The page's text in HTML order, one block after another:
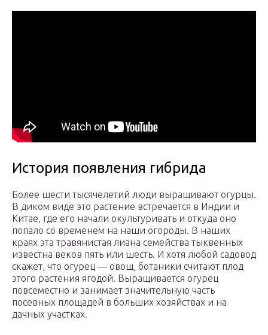
История появления гибрида
Более шести тысячелетий люди выращивают огурцы.
В диком виде это растение встречается в Индии и
Китае, где его начали окультуривать и откуда оно
попало со временем на наши огороды. В наших
краях эта травянистая лиана семейства тыквенных
известна веков пять или шесть. И хотя любой садовод
скажет, что огурец — овощ, ботаники считают плод
этого растения ягодой. Выращивается огурец
повсеместно и занимает значительную часть
посевных площадей в больших хозяйствах и на
дачных участках.